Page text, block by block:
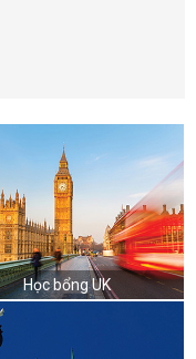
Học bổng UK